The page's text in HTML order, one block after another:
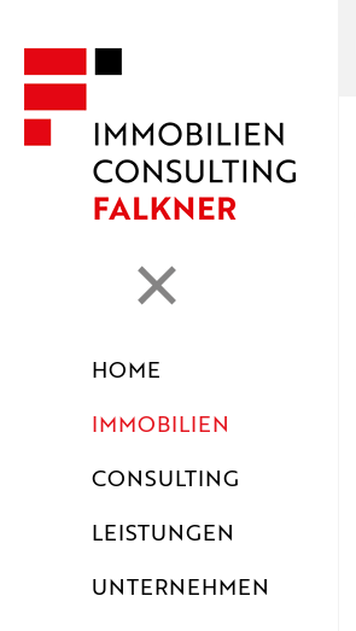
HOME
IMMOBILIEN
CONSULTING
LEISTUNGEN
UNTERNEHMEN